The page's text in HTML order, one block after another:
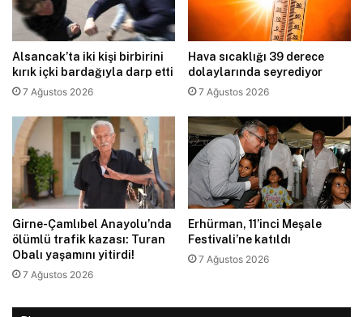
Alsancak’ta iki kişi birbirini
kırık içki bardağıyla darp etti
7 Ağustos 2026
Hava sıcaklığı 39 derece
dolaylarında seyrediyor
7 Ağustos 2026
Girne-Çamlıbel Anayolu’nda
ölümlü trafik kazası: Turan
Obalı yaşamını yitirdi!
7 Ağustos 2026
Erhürman, 11’inci Meşale
Festivali’ne katıldı
7 Ağustos 2026